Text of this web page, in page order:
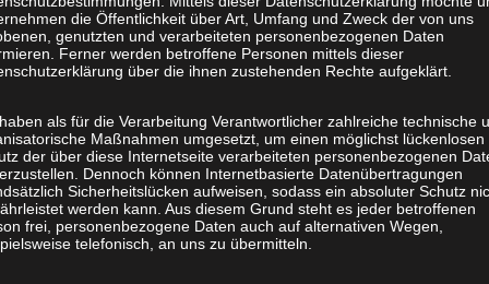
Kontakt
Impressum
Datenschutzerklärung
die Öffentlichkeit über Art, Umfang und Zweck der von uns
genutzten und verarbeiteten personenbezogenen Daten
Ferner werden betroffene Personen mittels dieser
über die ihnen zustehenden Rechte aufgeklärt.
als für die Verarbeitung Verantwortlicher zahlreiche technische
Maßnahmen umgesetzt, um einen möglichst lückenlosen
der über diese Internetseite verarbeiteten personenbezogenen
Dennoch können Internetbasierte Datenübertragungen
Sicherheitslücken aufweisen, sodass ein absoluter Schutz
werden kann. Aus diesem Grund steht es jeder betroffenen
frei, personenbezogene Daten auch auf alternativen Wegen,
telefonisch, an uns zu übermitteln.